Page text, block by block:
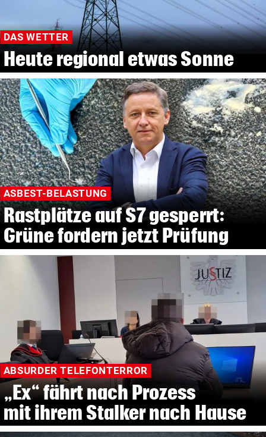
DAS WETTER
Heute regional etwas Sonne
ASBEST-BELASTUNG
Rastplätze auf S7 gesperrt:
Grüne fordern jetzt Prüfung
ABSURDER TELEFONTERROR
„Ex“ fährt nach Prozess
mit ihrem Stalker nach Hause